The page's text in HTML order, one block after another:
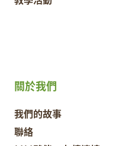
關於我們
我們的故事
聯絡